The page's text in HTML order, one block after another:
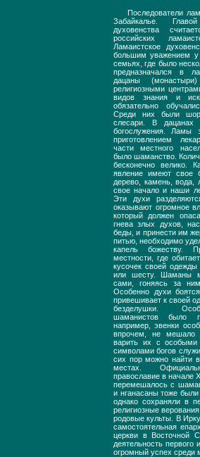
Последователи
Забайкалье.
духовенства
российских
Ламаистское
большим уважением у
семьях, где было
предназначался в
дацаны
религиозными
видов знания и
обязательно
Среди них были
слесари. В дацанах
богослужения. Ламы
приготовлением
части местного
было шаманство.
бесконечно велико.
явление имеют свое
дерево, камень,
свое начало и наши
Эти духи
оказывают огромное
который должен
гнева злых духов,
беды, и принести им
питью, необходимо
капель божеству.
местности, где
кусочек своей
или шесту. Шаманы
сами, гоняясь за
Особенно духи
привешивает к своей
безделушки.
шаманистов было
например, эвенки
впрочем, не мешало
варить их с
символами богов
сих пор можно найти
местах.
православие в начале
перемешалось с
и нганасаны тоже
однако сохраняли в
религиозные
родовые культы. В
самостоятельная
церкви в Восточной
деятельность первого
огромный успех среди